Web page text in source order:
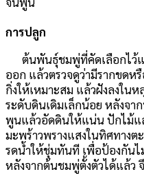
การปลูก
ต้นพันธุ์ชมพู่ที่คัดเลือกไว้แ
ออก แล้วตรวจดูว่ามีรากขดห
กิ่งให้เหมาะสม แล้วฝังลงใน
ระดับดินเดิมเล็กน้อย หลังจ
พูนแล้วอัดดินให้แน่น ปักไม้แ
มะพร้าวพรางแสงในทิศทาง
รดน้ำให้ชุ่มทันที เพื่อป้องกัน
หลังจากต้นชมพู่ตั้งตัวได้แล้ว